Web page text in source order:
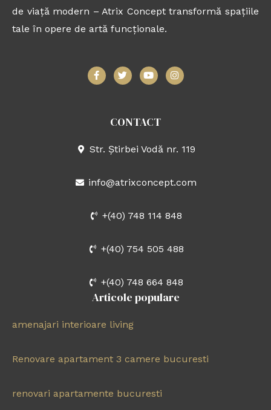
de viață modern – Atrix Concept transformă spațiile
tale în opere de artă funcționale.
F
a
c
f
T
w
i
r
Y
o
u
e
I
n
s
CONTACT
Str. Știrbei Vodă nr. 119
info@atrixconcept.com
+(40) 748 114 848
+(40) 754 505 488
+(40) 748 664 848
Articole populare
amenajari interioare living
Renovare apartament 3 camere bucuresti
renovari apartamente bucuresti